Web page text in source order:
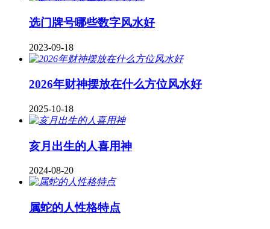
​选门牌号哪些数字风水好
2023-09-18
2026年财神摆放在什么方位风水好
2025-10-18
亥月出生的人喜用神
2024-08-20
属蛇的人性格特点